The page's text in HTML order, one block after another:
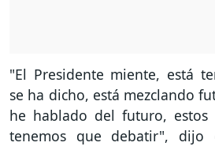
"El Presidente miente, está
se ha dicho, está mezclando
he hablado del futuro, estos
tenemos que debatir", dijo